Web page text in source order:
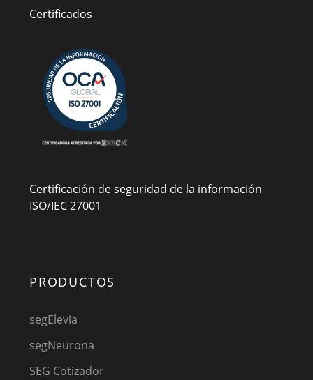
Certificados
Certificación de seguridad de la información
ISO/IEC 27001
PRODUCTOS
segElevia
segNeurona
SEG Cotizador